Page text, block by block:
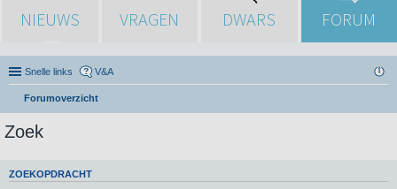
NIEUWS VRAGEN DWARS FORUM
Snelle links V&A
Forumoverzicht
Zoek
ZOEKOPDRACHT